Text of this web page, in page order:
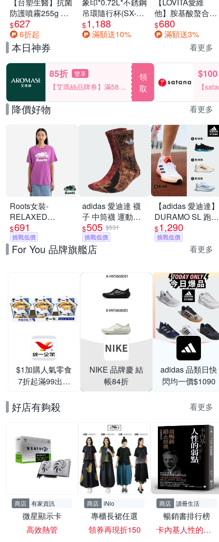
防護噴霧255g 三
入組
$627
6折起
吊環隨行杯(SX-
LA72H)
$1,188
滿額送10%
他】胺基酸螯合鋅
x2瓶30mg素食錠
(鋅錠)
$680
滿額送3%
本日神券 看更多
85折 雙享
【艾瑪絲品牌券】滿580
享85折！
領
取
$100
【
一件
降價好物 看更多
Roots女裝-
RELAXED
COOPER 短袖上
衣-淡莓紫
$691
挑戰低價
adidas 愛迪達 襪
子 中筒襪 運動襪
三葉草 TIE DYE
CREW 咖紅
IJ6672
$505 $531
挑戰低價
【adidas 愛迪達】
DURAMO SL 跑鞋
運動鞋 慢跑鞋 男
鞋/女鞋 (多款任選)
$1,290
挑戰低價
For You 品牌旗艦店 看更多
$1加購人氣零食
7折起滿99出貨
NIKE 品牌慶 結
帳84折
adidas 品類日快
閃均一價$1090
好店有夠殺 看更多
商店 有家資訊
微星顯示卡
高效熱管
商店 iNio
專櫃長裙任選
領券再現折150
商店 讀冊生活
暢銷書排行榜
卡內基人性的弱點